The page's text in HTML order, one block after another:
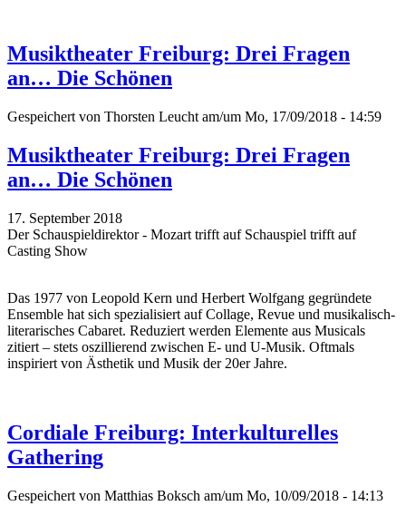
Musiktheater Freiburg: Drei Fragen
an… Die Schönen
Gespeichert von Thorsten Leucht am/um Mo, 17/09/2018 - 14:59
Musiktheater Freiburg: Drei Fragen
an… Die Schönen
17. September 2018
Der Schauspieldirektor - Mozart trifft auf Schauspiel trifft auf
Casting Show
Das 1977 von Leopold Kern und Herbert Wolfgang gegründete
Ensemble hat sich spezialisiert auf Collage, Revue und musikalisch-
literarisches Cabaret. Reduziert werden Elemente aus Musicals
zitiert – stets oszillierend zwischen E- und U-Musik. Oftmals
inspiriert von Ästhetik und Musik der 20er Jahre.
Cordiale Freiburg: Interkulturelles
Gathering
Gespeichert von Matthias Boksch am/um Mo, 10/09/2018 - 14:13